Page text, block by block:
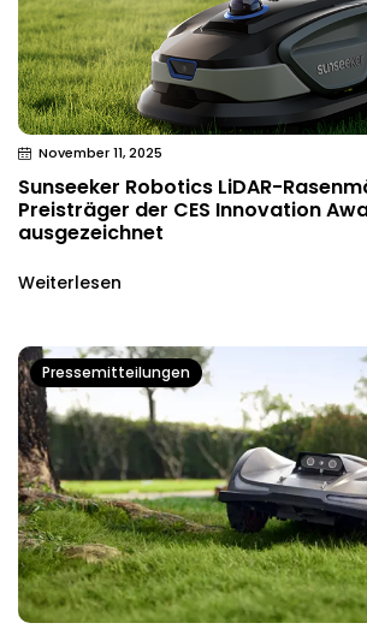
November 11, 2025
Sunseeker Robotics LiDAR-
Preisträger der CES Innovation
ausgezeichnet
Weiterlesen
Pressemitteilungen